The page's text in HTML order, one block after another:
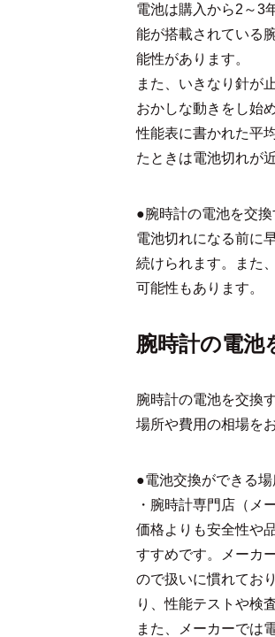
電池は購入から2～3
能が搭載されている
能性があります。
また、いきなり針が
おかしな動きをし始
性能表に書かれた平
たときは電池切れが
●腕時計の電池を交換
電池切れになる前に
続けられます。また
可能性もあります。
腕時計の電池
腕時計の電池を交換
場所や費用の相場を
●電池交換ができる場
・腕時計専門店（メ
価格よりも安全性や
すすめです。メーカ
ので扱いに慣れてお
り、性能テストや検
また、メーカーでは